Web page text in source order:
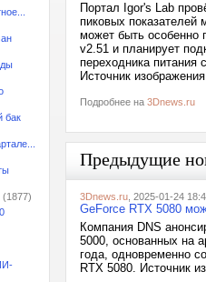
бак
(1877)
Портал Igor's Lab
пиковых показателей
может быть особенно
v2.51 и планирует
переходника питания
Источник
Подробнее на 3Dnews.ru
Предыдущие
3Dnews.ru , 2025-01-24
GeForce RTX 5080
Компания DNS
5000, основанных на
года, одновременно
RTX 5080. Источник